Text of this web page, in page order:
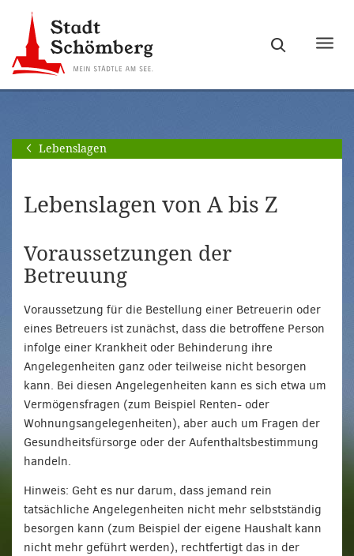
Hauptnavigation
springen
[Alt]+
Seiteninhalt
springen
[Alt]+
Lebenslagen
Lebenslagen von A bis Z
Voraussetzungen der
Betreuung
Voraussetzung für die Bestellung einer Betreuerin oder
eines Betreuers ist zunächst, dass die betroffene Person
infolge einer Krankheit oder Behinderung ihre
Angelegenheiten ganz oder teilweise nicht besorgen
kann. Bei diesen Angelegenheiten kann es sich etwa um
Vermögensfragen (zum Beispiel Renten- oder
Wohnungsangelegenheiten), aber auch um Fragen der
Gesundheitsfürsorge oder der Aufenthaltsbestimmung
handeln.
Hinweis: Geht es nur darum, dass jemand rein
tatsächliche Angelegenheiten nicht mehr selbstständig
besorgen kann (zum Beispiel der eigene Haushalt kann
nicht mehr geführt werden), rechtfertigt das in der